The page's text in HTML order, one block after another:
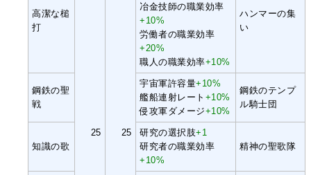
高潔な槌
打
25 25
冶金技師の職業効率
+10%
労働者の職業効率
+20%
職人の職業効率+10%
ハンマーの集
い
鋼鉄の聖
戦
宇宙軍許容量+10%
艦船連射レート +10%
侵攻軍ダメージ+10%
鋼鉄のテンプ
ル騎士団
知識の歌
研究の選択肢+1
研究者の職業効率
+10%
精神の聖歌隊